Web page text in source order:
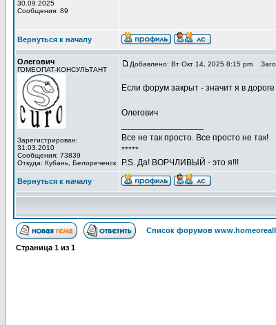
30.09.2025
Сообщения: 89
Вернуться к началу
Олегович
ГОМЕОПАТ-КОНСУЛЬТАНТ
Зарегистрирован:
31.03.2010
Сообщения: 73839
Откуда: Кубань, Белореченск
Добавлено: Вт Окт 14, 2025 8:15 pm
Если форум закрыт - значит я в
Олегович
Все не так просто. Все просто не так!
*****
P.S. Да! ВОРЧЛИВЫЙ - это я!!!
Вернуться к началу
Список форумов
Страница 1 из 1